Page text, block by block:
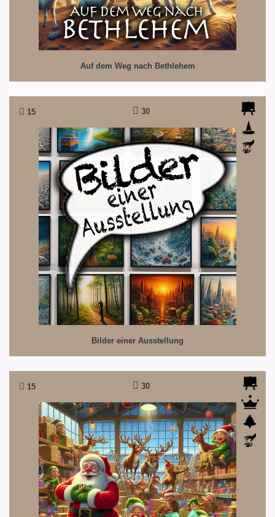
Auf dem Weg nach Bethlehem
15 30
Bilder einer Ausstellung
Bilder einer Ausstellung
Eine geschwätzige Ausstellung mit brisantem
Umweltthema
15 30
Chaos in der Packstation
Nur das Genie überblickt das Chaos...